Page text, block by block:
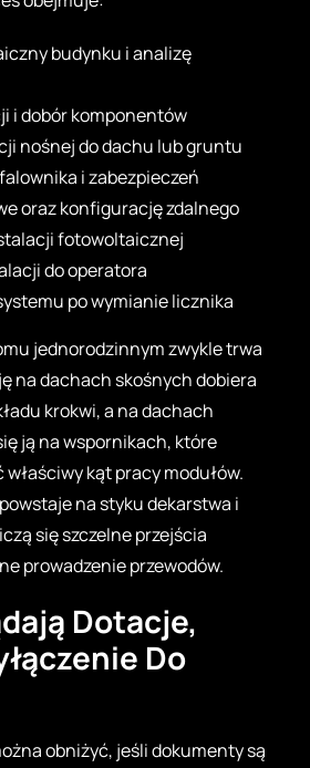
budynku i analizę
i dobór komponentów
nośnej do dachu lub gruntu
i zabezpieczeń
oraz konfigurację zdalnego
fotowoltaicznej
do operatora
po wymianie licznika
jednorodzinnym zwykle trwa
na dachach skośnych dobiera
krokwi, a na dachach
ją na wspornikach, które
kąt pracy modułów.
na styku dekarstwa i
się szczelne przejścia
prowadzenie przewodów.
Dotacje,
Do
obniżyć, jeśli dokumenty są